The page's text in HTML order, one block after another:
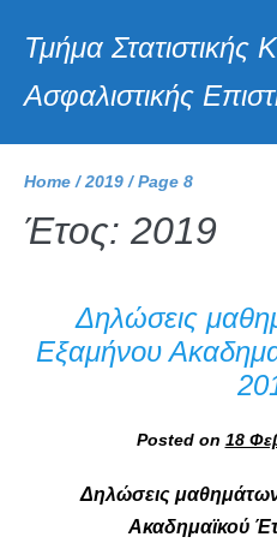
Τμήμα Στατιστικής
Ασφαλιστικής
Home /2019 /Page 8
Έτος: 2019
Δηλώσεις
Εξαμήνου
Posted on 18
Δηλώσεις
Ακαδημαϊκού